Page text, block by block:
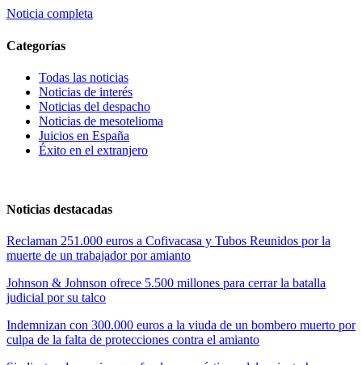
Noticia completa
Categorías
Todas las noticias
Noticias de interés
Noticias del despacho
Noticias de mesotelioma
Juicios en España
Éxito en el extranjero
Noticias destacadas
Reclaman 251.000 euros a Cofivacasa y Tubos Reunidos por la
muerte de un trabajador por amianto
Johnson & Johnson ofrece 5.500 millones para cerrar la batalla
judicial por su talco
Indemnizan con 300.000 euros a la viuda de un bombero muerto por
culpa de la falta de protecciones contra el amianto